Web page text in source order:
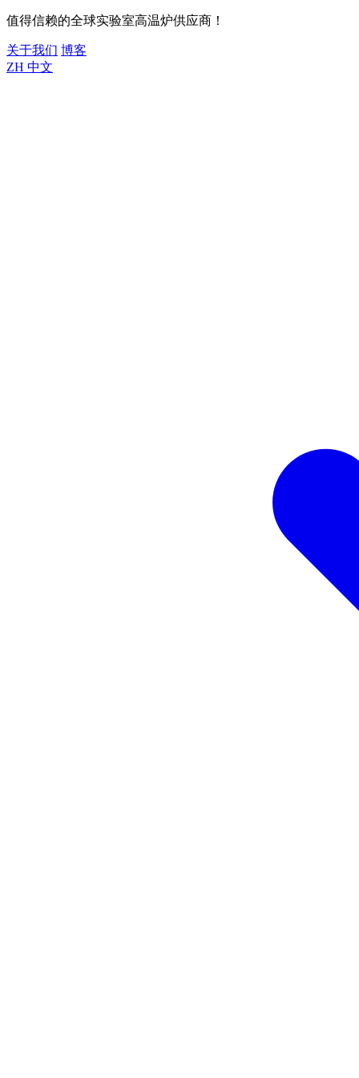
值得信赖的全球实验室高温炉供应商！
关于我们 博客
ZH 中文